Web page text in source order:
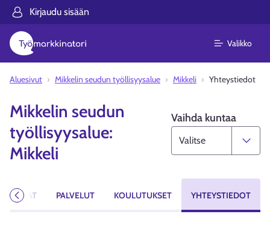
Kirjaudu sisään
Valikko
Aluesivut Mikkelin seudun työllisyysalue Mikkeli Yhteystiedot
Mikkelin seudun
työllisyysalue:
Mikkeli
Vaihda kuntaa
PALVELUT KOULUTUKSET YHTEYSTIEDOT
Edellinen